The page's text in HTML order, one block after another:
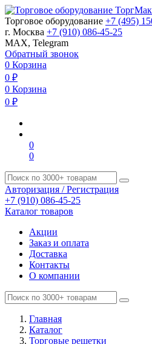
Торговое оборудование +7 (495)
г. Москва +7 (910) 086-45-25
MAX, Telegram
Обратный звонок
0 Корзина
0 ₽
0 Корзина
0 ₽
0
0
Авторизация / Регистрация
+7 (910) 086-45-25
Каталог товаров
Акции
Заказ и оплата
Доставка
Контакты
О компании
Главная
Каталог
Торговые решетки